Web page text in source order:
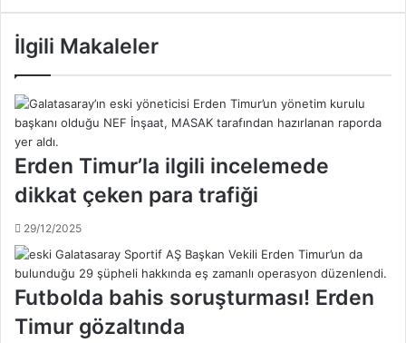
A
s
b
a
a
n
ı
e
v
z
t
Ş
a
s
c
u
;
ü
i
y
e
’
d
İlgili Makaleler
Erden Timur’la ilgili incelemede
dikkat çeken para trafiği
29/12/2025
Futbolda bahis soruşturması! Erden
Timur gözaltında